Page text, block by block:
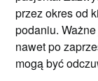
przez okres od
podaniu.
nawet po
mogą być